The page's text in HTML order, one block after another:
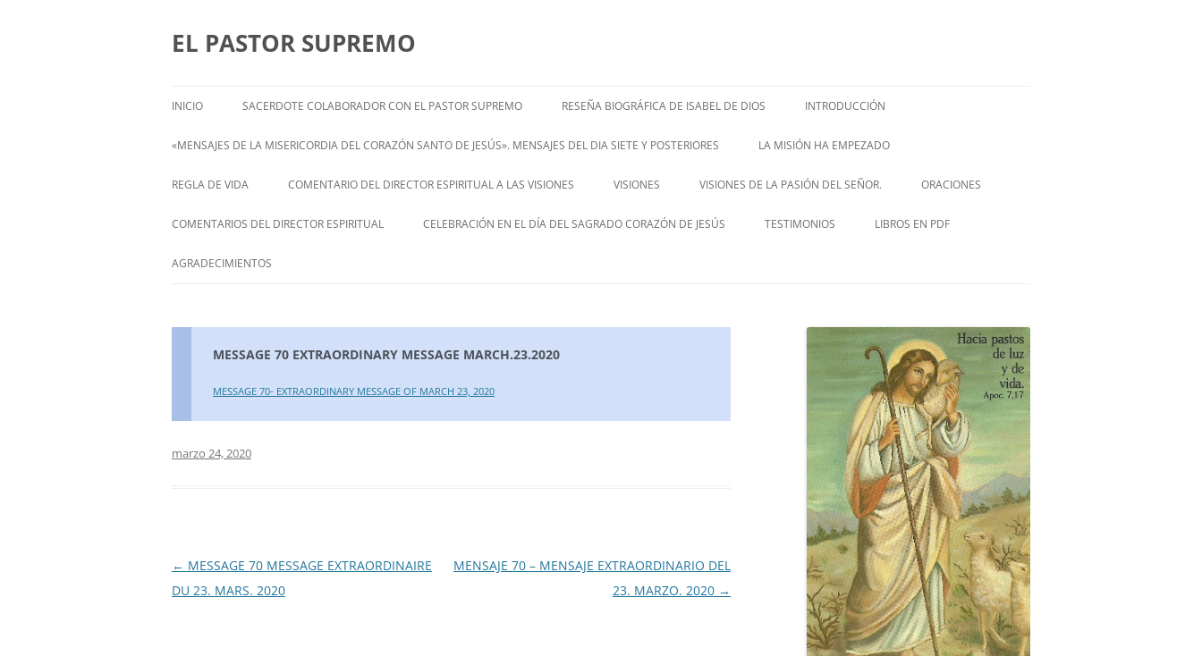
EL PASTOR SUPREMO
INICIO SACERDOTE COLABORADOR CON EL PASTOR SUPREMO RESEÑA BIOGRÁFICA DE ISABEL DE DIOS
ISABEL’S BIOGRAPHY
INTRODUCCIÓN
«MENSAJES DE LA MISERICORDIA DEL CORAZÓN SANTO DE JESÚS». MENSAJES DEL DIA SIETE Y POSTERIORES
ENGLISH
FRANÇAIS
ITALIANI
LA MISIÓN HA EMPEZADO
– ENGLISH –
REGLA DE VIDA COMENTARIO DEL DIRECTOR ESPIRITUAL A LAS VISIONES VISIONES
ENGLISH V
VISIONES DE LA PASIÓN DEL SEÑOR. ORACIONES
VIA CRUCIS
COMENTARIOS DEL DIRECTOR ESPIRITUAL
STATEMENT FROM THE SPIRITUAL
CELEBRACIÓN EN EL DÍA DEL SAGRADO CORAZÓN DE JESÚS TESTIMONIOS LIBROS EN PDF
AGRADECIMIENTOS
MESSAGE 70 EXTRAORDINARY MESSAGE MARCH.23.2020
MESSAGE 70- EXTRAORDINARY MESSAGE OF MARCH 23, 2020
marzo 24, 2020
Navegación
de
← MESSAGE 70 MESSAGE EXTRAORDINAIRE
DU 23. MARS. 2020
MENSAJE 70 – MENSAJE EXTRAORDINARIO DEL
23. MARZO. 2020 →